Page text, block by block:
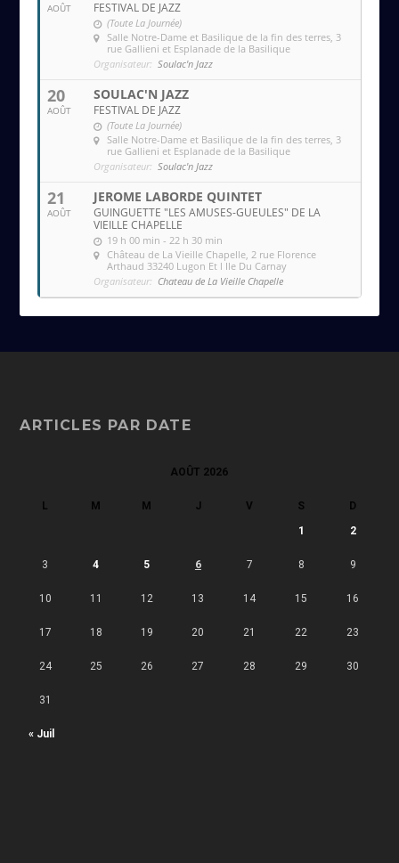
AOÛT FESTIVAL DE JAZZ
(Toute La Journée)
Salle Notre-Dame et Basilique de la fin des terres , 3
rue Gallieni et Esplanade de la Basilique
Organisateur: Soulac'n Jazz
20
AOÛT
SOULAC'N JAZZ
FESTIVAL DE JAZZ
(Toute La Journée)
Salle Notre-Dame et Basilique de la fin des terres , 3
rue Gallieni et Esplanade de la Basilique
Organisateur: Soulac'n Jazz
21
AOÛT
JEROME LABORDE QUINTET
GUINGUETTE "LES AMUSES-GUEULES" DE LA
VIEILLE CHAPELLE
19 h 00 min - 22 h 30 min
Château de La Vieille Chapelle , 2 rue Florence
Arthaud 33240 Lugon Et l Ile Du Carnay
Organisateur: Chateau de La Vieille Chapelle
ARTICLES PAR DATE
AOÛT 2026
L M M J V S D
« Juil
1 2
3 4 5 6 7 8 9
10 11 12 13 14 15 16
17 18 19 20 21 22 23
24 25 26 27 28 29 30
31